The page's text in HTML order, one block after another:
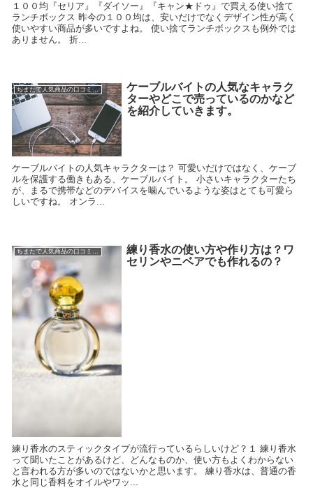
１００均『セリア』『ダイソー』『キャン★ドゥ』で買える使い捨て
ランチボックス 昨今の１００均は、安いだけでなくデザイン性が高く
使いやすい商品が多いですよね。 使い捨てランチボックスも例外では
ありません。 折...
ちまたで人気商品の口コミ情報
ケーブルバイトの人気なキャラク
ターやどこで売っているのかなど
を紹介していきます。
ケーブルバイトの人気キャラクターは？ 可愛いだけではなく、ケーブ
ルを保護する働きもある、ケーブルバイト。 小さいキャラクターたち
が、まるで携帯などのデバイスを噛んでいるような姿はとても可愛ら
しいですね。 オンラ...
ちまたで人気商品の口コミ情報
練り香水の使い方や作り方は？ワ
セリンやニベアでも作れるの？
練り香水のスティックタイプが流行っているらしいけど？１ 練り香水
って聞いたことがあるけど、どんなものか、使い方もよくわからない
と言われる方が多いのではないかと思います。 練り香水は、普通の香
水と同じ香料をオイルやワッ...